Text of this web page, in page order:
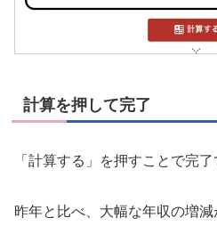
計算を押して完了
「計算する」を押すことで完了
昨年と比べ、大幅な年収の増